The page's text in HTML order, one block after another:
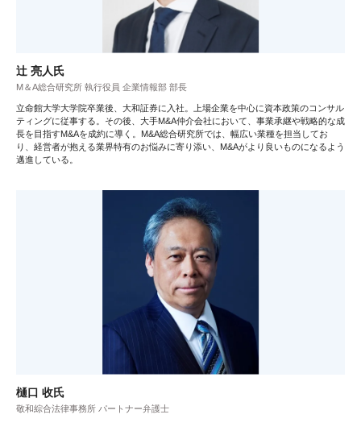
辻 亮人氏
M＆A総合研究所 執行役員 企業情報部 部長
立命館大学大学院卒業後、大和証券に入社。上場企業を中心に資本政策のコンサル
ティングに従事する。その後、大手M&A仲介会社において、事業承継や戦略的な成
長を目指すM&Aを成約に導く。M&A総合研究所では、幅広い業種を担当してお
り、経営者が抱える業界特有のお悩みに寄り添い、M&Aがより良いものになるよう
邁進している。
樋口 收氏
敬和綜合法律事務所 パートナー弁護士